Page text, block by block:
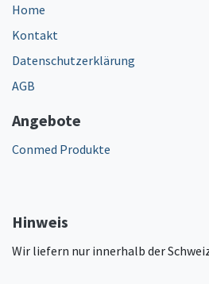
Home
Kontakt
Datenschutzerklärung
AGB
Angebote
Conmed Produkte
Hinweis
Wir liefern nur innerhalb der